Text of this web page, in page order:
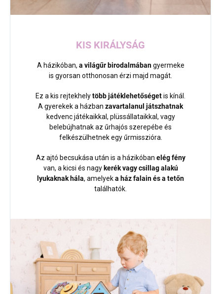
KIS KIRÁLYSÁG
A házikóban, a világűr birodalmábangyermeke
is gyorsan otthonosan érzi majd magát.
Ez a kis rejtekhelytöbb játéklehetőségetis kínál.
A gyerekek a házban zavartalanul játszhatnak
kedvenc játékaikkal, plüssállataikkal, vagy
belebújhatnak az űrhajós szerepébe és
felkészülhetnek egy űrmisszióra.
Az ajtó becsukása után is a házikóban elég fény
van, a kicsi és nagy kerék vagy csillag alakú
lyukaknak hála, amelyeka ház falain és a tetőn
találhatók.